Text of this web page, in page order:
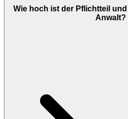
Wie hoch ist der Pflichtteil
Anwalt?